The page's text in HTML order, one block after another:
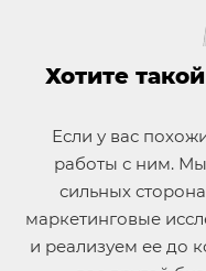
Хотите
Если у вас
работы с ним.
сильных
маркетинговые
и реализуем ее до